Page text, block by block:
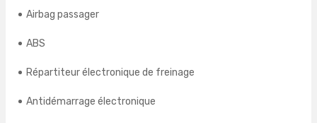
Airbag passager
ABS
Répartiteur électronique de freinage
Antidémarrage électronique